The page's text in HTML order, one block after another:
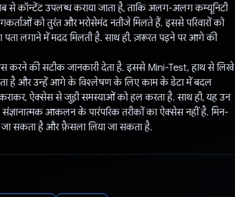
कॉन्टेंट उपलब्ध कराया जाता है, ताकि अलग-अलग कम्यूनिटी
को तुरंत और भरोसेमंद नतीजे मिलते हैं. इससे परिवारों को
लगाने में मदद मिलती है. साथ ही, ज़रूरत पड़ने पर आगे की
करने की सटीक जानकारी देता है. इससे Mini-Test, हाथ से लिखे
है और उन्हें आगे के विश्लेषण के लिए काम के डेटा में बदल
कराकर, ऐक्सेस से जुड़ी समस्याओं को हल करता है. साथ ही, यह उन
आकलन के पारंपरिक तरीकों का ऐक्सेस नहीं है. मिन-
जा सकता है और फ़ैसला लिया जा सकता है.